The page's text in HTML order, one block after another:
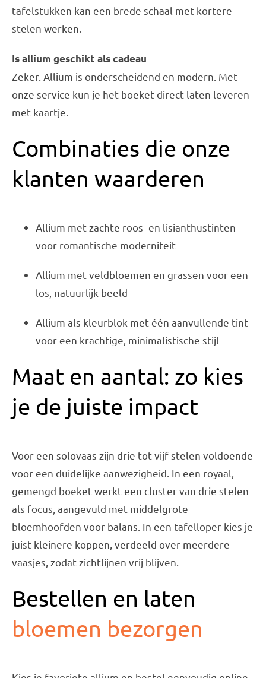
tafelstukken kan een brede schaal met kortere
stelen werken.
Is allium geschikt als cadeau
Zeker. Allium is onderscheidend en modern. Met
onze service kun je het boeket direct laten leveren
met kaartje.
Combinaties die onze
klanten waarderen
Allium met zachte roos- en lisianthustinten
voor romantische moderniteit
Allium met veldbloemen en grassen voor een
los, natuurlijk beeld
Allium als kleurblok met één aanvullende tint
voor een krachtige, minimalistische stijl
Maat en aantal: zo kies
je de juiste impact
Voor een solovaas zijn drie tot vijf stelen voldoende
voor een duidelijke aanwezigheid. In een royaal,
gemengd boeket werkt een cluster van drie stelen
als focus, aangevuld met middelgrote
bloemhoofden voor balans. In een tafelloper kies je
juist kleinere koppen, verdeeld over meerdere
vaasjes, zodat zichtlijnen vrij blijven.
Bestellen en laten
bloemen bezorgen